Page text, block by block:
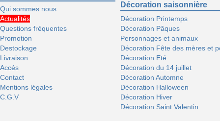
Qui sommes nous
Actualités
Questions fréquentes
Promotion
Destockage
Livraison
Accés
Contact
Mentions légales
C.G.V
Décoration saisonnière
Décoration Printemps
Décoration Pâques
Personnages et animaux
Décoration Fête des mères et
Décoration Eté
Décoration du 14 juillet
Décoration Automne
Décoration Halloween
Décoration Hiver
Décoration Saint Valentin